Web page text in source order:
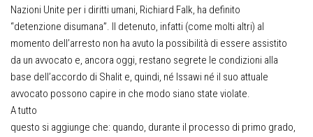
Nazioni Unite per i diritti umani, Richiard Falk, ha definito
“detenzione disumana”. Il detenuto, infatti (come molti altri) al
momento dell’arresto non ha avuto la possibilità di essere assistito
da un avvocato e, ancora oggi, restano segrete le condizioni alla
base dell’accordo di Shalit e, quindi, né Issawi né il suo attuale
avvocato possono capire in che modo siano state violate.
A tutto
questo si aggiunge che: quando, durante il processo di primo grado,